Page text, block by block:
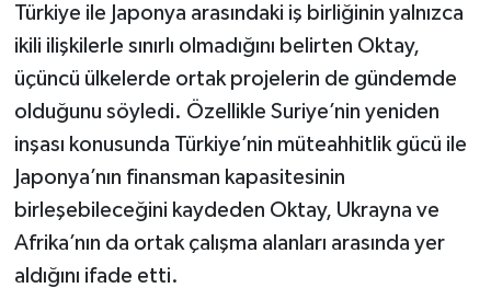
Türkiye ile Japonya arasındaki iş birliğinin yalnızca
ikili ilişkilerle sınırlı olmadığını belirten Oktay,
üçüncü ülkelerde ortak projelerin de gündemde
olduğunu söyledi. Özellikle Suriye’nin yeniden
inşası konusunda Türkiye’nin müteahhitlik gücü ile
Japonya’nın finansman kapasitesinin
birleşebileceğini kaydeden Oktay, Ukrayna ve
Afrika’nın da ortak çalışma alanları arasında yer
aldığını ifade etti.